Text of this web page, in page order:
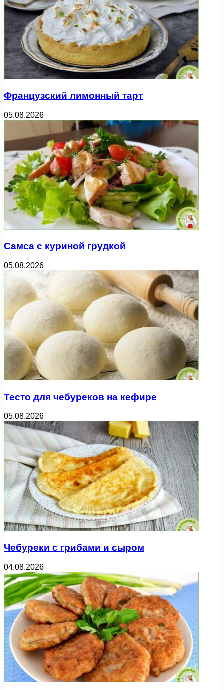
Французский лимонный тарт
05.08.2026
Самса с куриной грудкой
05.08.2026
Тесто для чебуреков на кефире
05.08.2026
Чебуреки с грибами и сыром
04.08.2026